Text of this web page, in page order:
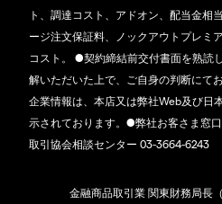
ト、調達コスト、アドオン、配当金相
ージ注文保証料、ノックアウトプレミ
コスト。 ●契約締結前交付書面を熟読
解いただいた上で、ご自身の判断にて
企業情報は、本店又は弊社Web及び日
示されております。●弊社お客さま窓
取引協会相談センター 03-3664-6243
金融商品取引業 関東財務局長